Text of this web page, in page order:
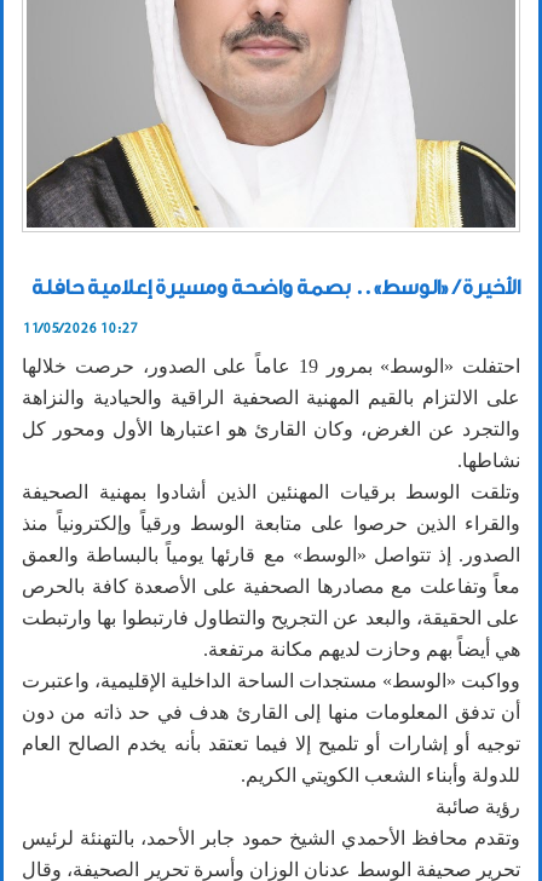
الأخيرة / «الوسط».. بصمة واضحة ومسيرة إعلامية حافلة
11/05/2026 10:27
احتفلت «الوسط» بمرور 19 عاماً على الصدور، حرصت خلالها
على الالتزام بالقيم المهنية الصحفية الراقية والحيادية والنزاهة
والتجرد عن الغرض، وكان القارئ هو اعتبارها الأول ومحور كل
نشاطها.
وتلقت الوسط برقيات المهنئين الذين أشادوا بمهنية الصحيفة
والقراء الذين حرصوا على متابعة الوسط ورقياً وإلكترونياً منذ
الصدور. إذ تتواصل «الوسط» مع قارئها يومياً بالبساطة والعمق
معاً وتفاعلت مع مصادرها الصحفية على الأصعدة كافة بالحرص
على الحقيقة، والبعد عن التجريح والتطاول فارتبطوا بها وارتبطت
هي أيضاً بهم وحازت لديهم مكانة مرتفعة.
وواكبت «الوسط» مستجدات الساحة الداخلية الإقليمية، واعتبرت
أن تدفق المعلومات منها إلى القارئ هدف في حد ذاته من دون
توجيه أو إشارات أو تلميح إلا فيما تعتقد بأنه يخدم الصالح العام
للدولة وأبناء الشعب الكويتي الكريم.
رؤية صائبة
وتقدم محافظ الأحمدي الشيخ حمود جابر الأحمد، بالتهنئة لرئيس
تحرير صحيفة الوسط عدنان الوزان وأسرة تحرير الصحيفة، وقال